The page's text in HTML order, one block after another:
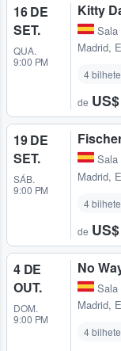
16 DE
SET.
QUA.
9:00 PM
Kitty
Sala
Madrid,
4
de
19 DE
SET.
SÁB.
9:00 PM
Sala
Madrid,
4
de
4 DE
OUT.
DOM.
9:00 PM
No
Sala
Madrid,
4